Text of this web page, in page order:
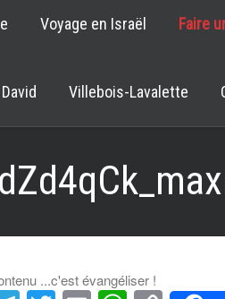
Voyage en Israël Faire
Villebois-Lavalette
...c'est évangéliser !